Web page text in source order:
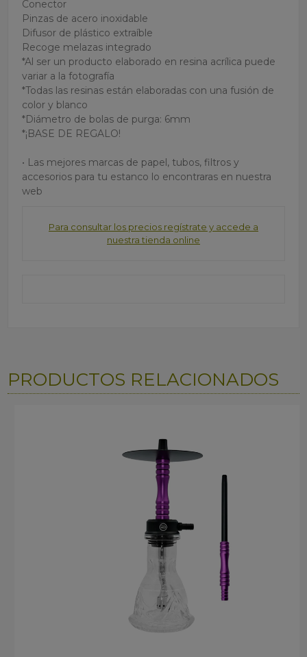
Conector
Pinzas de acero inoxidable
Difusor de plástico extraíble
Recoge melazas integrado
*Al ser un producto elaborado en resina acrílica puede
variar a la fotografía
*Todas las resinas están elaboradas con una fusión de
color y blanco
*Diámetro de bolas de purga: 6mm
*¡BASE DE REGALO!
• Las mejores marcas de papel, tubos, filtros y
accesorios para tu estanco lo encontraras en nuestra
web
Para consultar los precios regístrate y accede a
nuestra tienda online
PRODUCTOS RELACIONADOS